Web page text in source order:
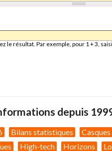
le résultat. Par exemple, pour 1 + 3,
depuis
Bilans statistiques Casques
High-tech Horizons